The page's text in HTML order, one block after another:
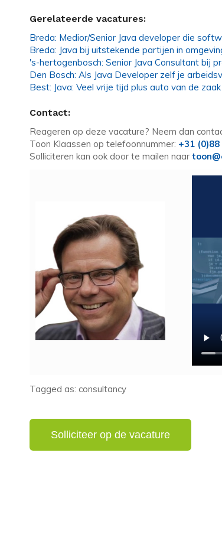
Gerelateerde vacatures:
Breda: Medior/Senior Java developer die
Breda: Java bij uitstekende partijen in
's-hertogenbosch: Senior Java Consultant bij
Den Bosch: Als Java Developer zelf je
Best: Java: Veel vrije tijd plus auto van de
Contact:
Reageren op deze vacature? Neem dan
Toon Klaassen op telefoonnummer: +31
Solliciteren kan ook door te mailen naar
Tagged as: consultancy